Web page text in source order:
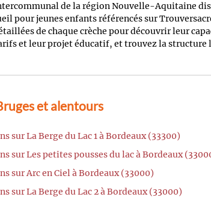
de la région Nouvelle-Aquitaine
pour jeunes enfants référencés sur
de chaque crèche pour découvrir leur
et leur projet éducatif, et trouvez la structure
et alentours
sur La Berge du Lac 1 à Bordeaux (33300)
sur Les petites pousses du lac à Bordeaux
sur Arc en Ciel à Bordeaux (33000)
sur La Berge du Lac 2 à Bordeaux (33000)